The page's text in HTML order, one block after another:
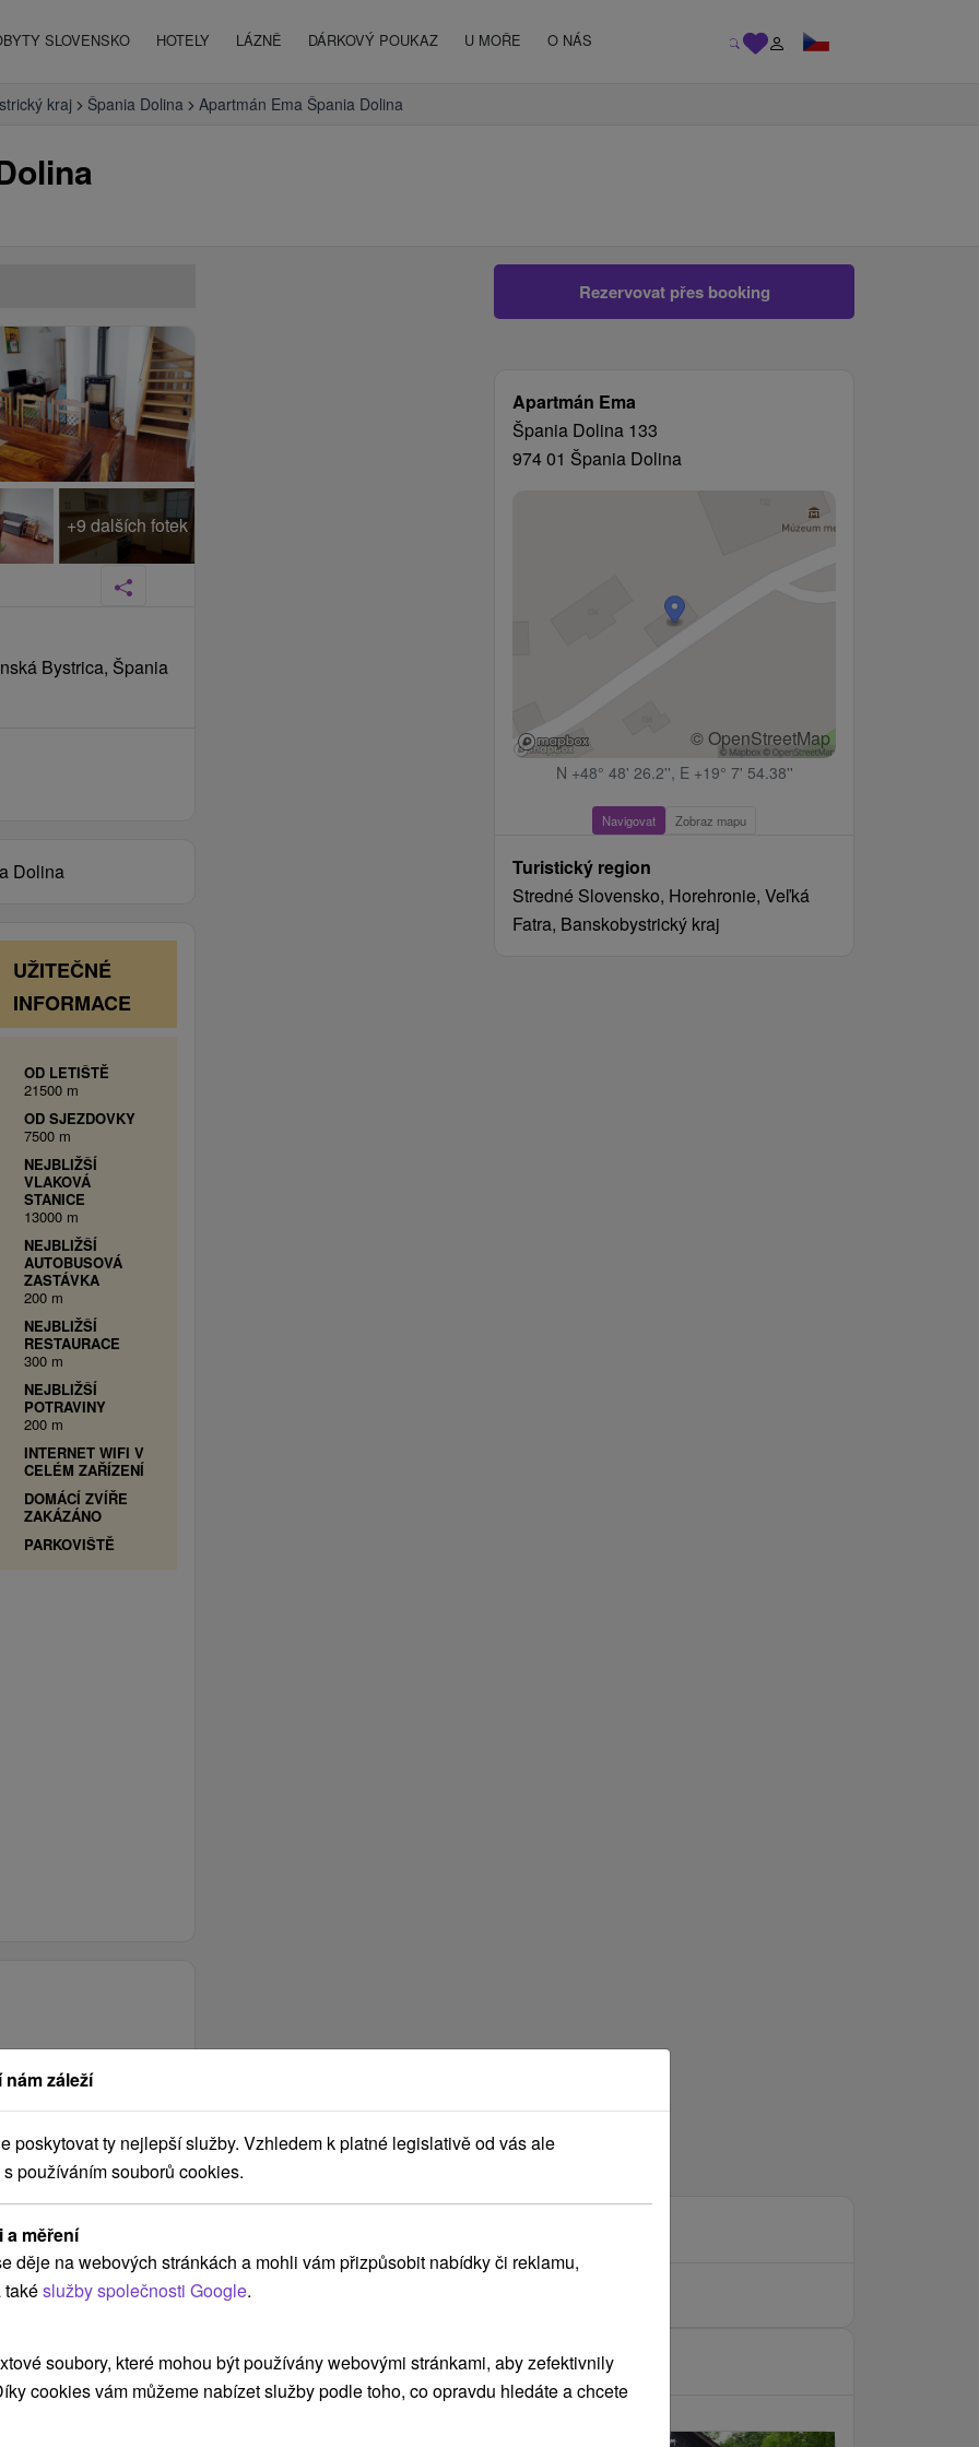
SLOVENSKO HOTELY LÁZNĚ DÁRKOVÝ POUKAZ U MOŘE O NÁS
kraj Špania Dolina Apartmán Ema Špania Dolina
Rezervovat přes booking
Apartmán Ema
Špania Dolina 133
974 01 Špania Dolina
© OpenStreetMap
N +48° 48' 26.2'', E +19° 7' 54.38''
Navigovat Zobraz mapu
Turistický region
Stredné Slovensko, Horehronie, Veľká
Fatra, Banskobystrický kraj
+9 dalších fotek
Bystrica, Špania
Dolina
UŽITEČNÉ
INFORMACE
OD LETIŠTĚ
21500 m
OD SJEZDOVKY
7500 m
NEJBLIŽŠÍ
VLAKOVÁ
STANICE
13000 m
NEJBLIŽŠÍ
AUTOBUSOVÁ
ZASTÁVKA
200 m
NEJBLIŽŠÍ
RESTAURACE
300 m
NEJBLIŽŠÍ
POTRAVINY
200 m
INTERNET WIFI V
CELÉM ZAŘÍZENÍ
DOMÁCÍ ZVÍŘE
ZAKÁZÁNO
PARKOVIŠTĚ
skutečná délka cesty může být jiná.
nacházejí v blízkosti?
záleží
poskytovat ty nejlepší služby. Vzhledem k platné legislativě od vás ale
používáním souborů cookies.
a měření
děje na webových stránkách a mohli vám přizpůsobit nabídky či reklamu,
takéslužby společnosti Google.
soubory, které mohou být používány webovými stránkami, aby zefektivnily
cookies vám můžeme nabízet služby podle toho, co opravdu hledáte a chcete